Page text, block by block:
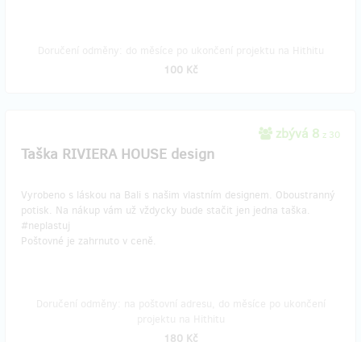
100 Kč
zbývá 8 z 30
Taška RIVIERA HOUSE design
Vyrobeno s láskou na Bali s našim vlastním designem. Oboustranný
potisk. Na nákup vám už vždycky bude stačit jen jedna taška.
#neplastuj
Poštovné je zahrnuto v ceně.
180 Kč